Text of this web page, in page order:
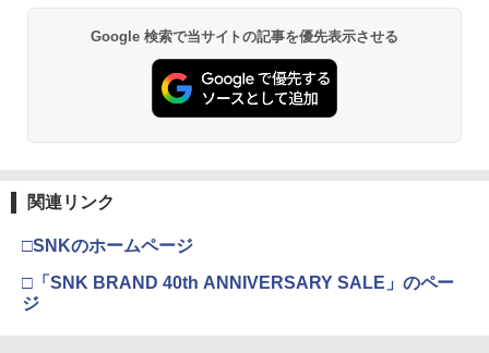
晴 ]
コンテ+他) [ 野田サトル ]
￥8,580
スプラトゥーン レイダース -Switch2
Beast of Reincarnation -PS5 【特典】
プロダクトコード 封入
￥7,286
￥11,849
Xbox プリペイドカード 5,000円 デジタ
ルコード 【旧 Xbox ギフトカード】 [オ
ンラインコード]
￥5,000
4
￥10,780
劇場版「鬼滅の刃」無限城編 第一章 猗
窩座再来 通常版 [Blu-ray]
劇場版「鬼滅の刃」無限城編 第一章 猗
窩座再来 通常版 [DVD]
Google 検索で当サイトの記事を優先表示させる
関連リンク
□SNKのホームページ
□「SNK BRAND 40th ANNIVERSARY SALE」のペー
ジ